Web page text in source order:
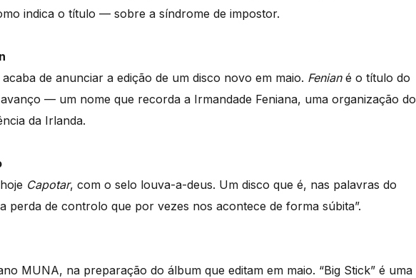
indica o título — sobre a síndrome de impostor.
de anunciar a edição de um disco novo em maio. Feniané o título do
— um nome que recorda a Irmandade Feniana, uma organização do
da Irlanda.
Capotar, com o selo louva-a-deus. Um disco que é, nas palavras do
perda de controlo que por vezes nos acontece de forma súbita”.
MUNA, na preparação do álbum que editam em maio. “Big Stick” é uma